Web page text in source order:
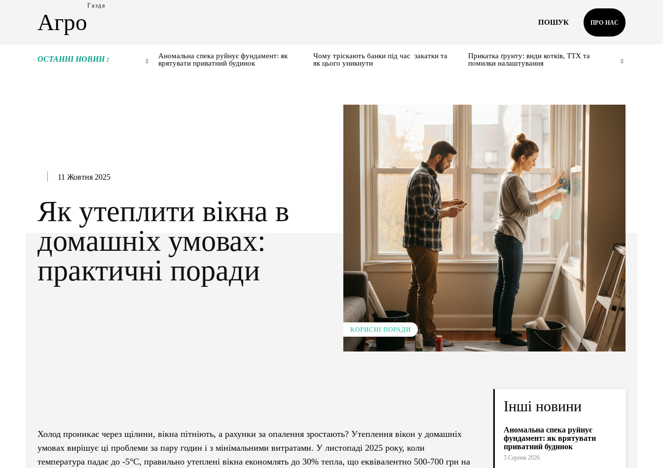
Агро
Газда
ПОШУК ПРО НАС
ОСТАННІ НОВИН :
Аномальна спека руйнує фундамент: як
врятувати приватний будинок
Чому тріскають банки під час закатки та
як цього уникнути
Прикатка ґрунту: види котків, ТТХ та
помилки налаштування
11 Жовтня 2025
Як утеплити вікна в
домашніх умовах:
практичні поради
КОРИСНІ ПОРАДИ
Холод проникає через щілини, вікна пітніють, а рахунки за опалення зростають? Утеплення вікон у домашніх
умовах вирішує ці проблеми за пару годин і з мінімальними витратами. У листопаді 2025 року, коли
температура падає до -5°C, правильно утеплені вікна економлять до 30% тепла, що еквівалентно 500-700 грн на
Інші новини
Аномальна спека руйнує
фундамент: як врятувати
приватний будинок
5 Серпня 2026